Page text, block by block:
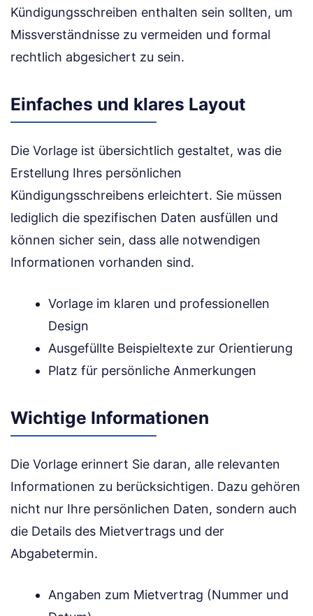
Kündigungsschreiben enthalten sein sollten, um
Missverständnisse zu vermeiden und formal
rechtlich abgesichert zu sein.
Einfaches und klares Layout
Die Vorlage ist übersichtlich gestaltet, was die
Erstellung Ihres persönlichen
Kündigungsschreibens erleichtert. Sie müssen
lediglich die spezifischen Daten ausfüllen und
können sicher sein, dass alle notwendigen
Informationen vorhanden sind.
Vorlage im klaren und professionellen
Design
Ausgefüllte Beispieltexte zur Orientierung
Platz für persönliche Anmerkungen
Wichtige Informationen
Die Vorlage erinnert Sie daran, alle relevanten
Informationen zu berücksichtigen. Dazu gehören
nicht nur Ihre persönlichen Daten, sondern auch
die Details des Mietvertrags und der
Abgabetermin.
Angaben zum Mietvertrag (Nummer und